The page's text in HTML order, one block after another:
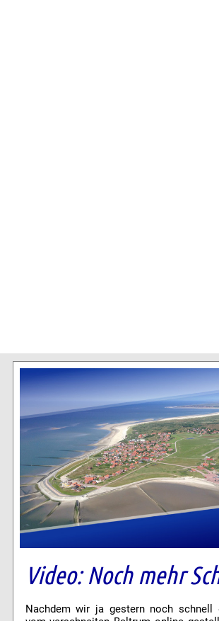
Video: Noch mehr
Nachdem wir ja gestern noch schnell